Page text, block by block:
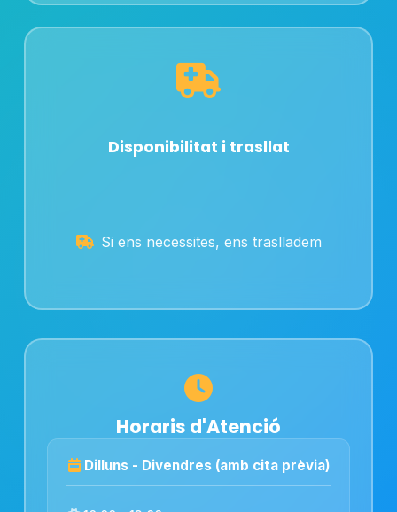
Disponibilitat i trasllat
Si ens necessites, ens traslladem
Horaris d'Atenció
Dilluns - Divendres (amb cita prèvia)